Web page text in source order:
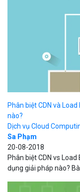
Phân biệt CDN và
nào?
Dịch vụ Cloud
Sa Phạm
20-08-2018
Phân biệt CDN vs
dụng giải pháp nào? Bài